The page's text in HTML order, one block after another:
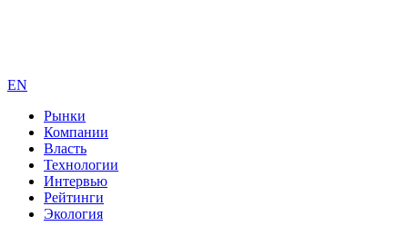
EN
Рынки
Компании
Власть
Технологии
Интервью
Рейтинги
Экология